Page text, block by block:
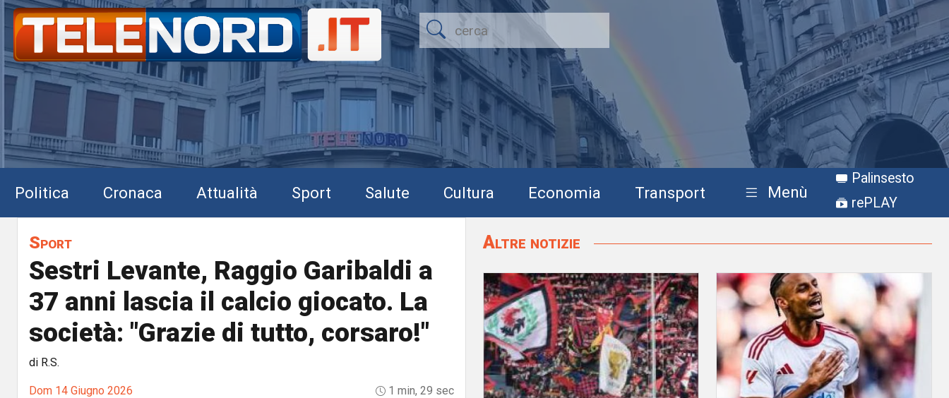
Politica Cronaca Attualità Sport Salute Cultura Economia Transport Menù
Palinsesto
rePLAY
Sport
Sestri Levante, Raggio Garibaldi a
37 anni lascia il calcio giocato. La
società: "Grazie di tutto, corsaro!"
di R.S.
Dom 14 Giugno 2026 1 min, 29 sec
Altre notizie